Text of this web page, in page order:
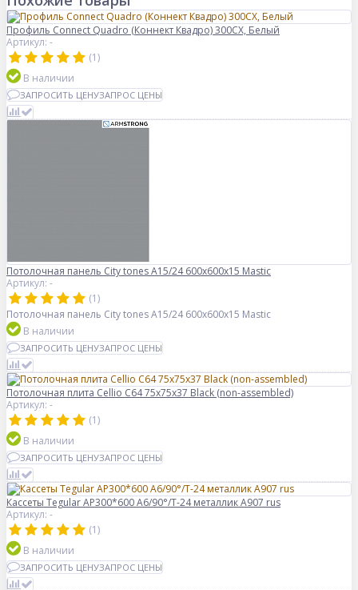
Профиль Connect Quadro (Коннект Квадро) 300CX, Белый
Артикул: -
(1)
В наличии
ЗАПРОСИТЬ ЦЕНУЗАПРОС ЦЕНЫ
Потолочная панель City tones A15/24 600x600x15 Mastic
Артикул: -
(1)
Потолочная панель City tones A15/24 600x600x15 Mastic
В наличии
ЗАПРОСИТЬ ЦЕНУЗАПРОС ЦЕНЫ
Потолочная плита Cellio C64 75x75x37 Black (non-assembled)
Артикул: -
(1)
В наличии
ЗАПРОСИТЬ ЦЕНУЗАПРОС ЦЕНЫ
Кассеты Tegular AP300*600 A6/90°/Т-24 металлик А907 rus
Артикул: -
(1)
В наличии
ЗАПРОСИТЬ ЦЕНУЗАПРОС ЦЕНЫ